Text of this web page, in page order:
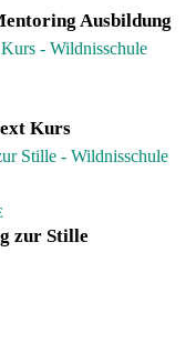
Ausbildung
Kurs
zur Stille